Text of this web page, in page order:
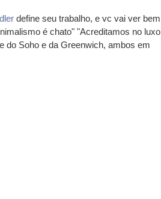
define seu trabalho, e vc vai ver bem
é chato" "Acreditamos no luxo
do Soho e da Greenwich, ambos em